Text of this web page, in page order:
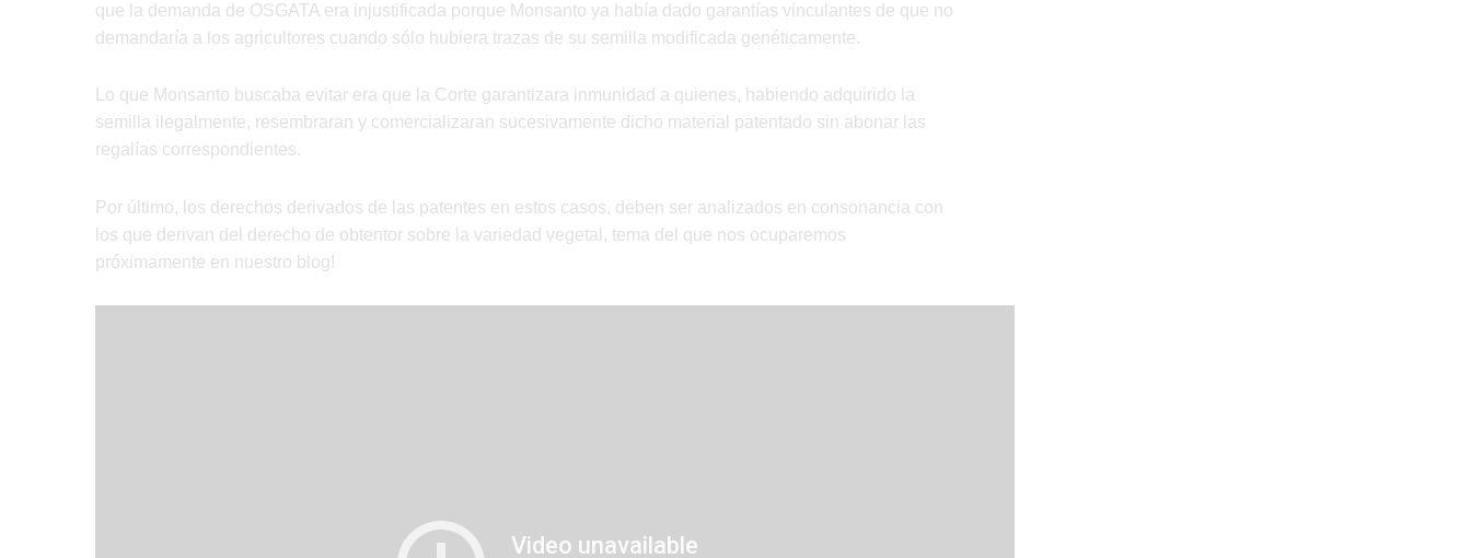
que la demanda de OSGATA era injustificada porque Monsanto ya había dado garantías vinculantes de que no
demandaría a los agricultores cuando sólo hubiera trazas de su semilla modificada genéticamente.
Lo que Monsanto buscaba evitar era que la Corte garantizara inmunidad a quienes, habiendo adquirido la
semilla ilegalmente, resembraran y comercializaran sucesivamente dicho material patentado sin abonar las
regalías correspondientes.
Por último, los derechos derivados de las patentes en estos casos, deben ser analizados en consonancia con
los que derivan del derecho de obtentor sobre la variedad vegetal, tema del que nos ocuparemos
próximamente en nuestro blog!